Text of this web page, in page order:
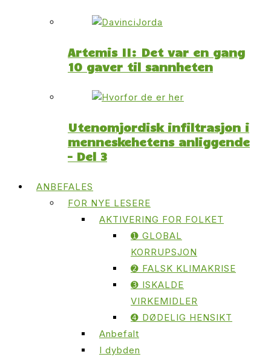
Artemis II: Det var en gang
10 gaver til sannheten
Utenomjordisk infiltrasjon i
menneskehetens anliggende
– Del 3
ANBEFALES
FOR NYE LESERE
AKTIVERING FOR FOLKET
➊ GLOBAL
KORRUPSJON
➋ FALSK KLIMAKRISE
➌ ISKALDE
VIRKEMIDLER
➍ DØDELIG HENSIKT
Anbefalt
I dybden